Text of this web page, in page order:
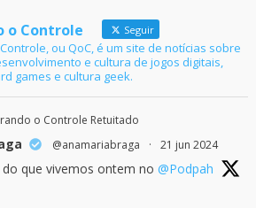
o Controle Seguir
ou QoC, é um site de notícias sobre
e cultura de jogos digitais,
games e cultura geek.
o Controle Retuitado
@anamariabraga · 21 jun 2024
que vivemos ontem no @Podpah